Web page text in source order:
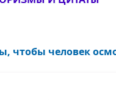
чтобы человек